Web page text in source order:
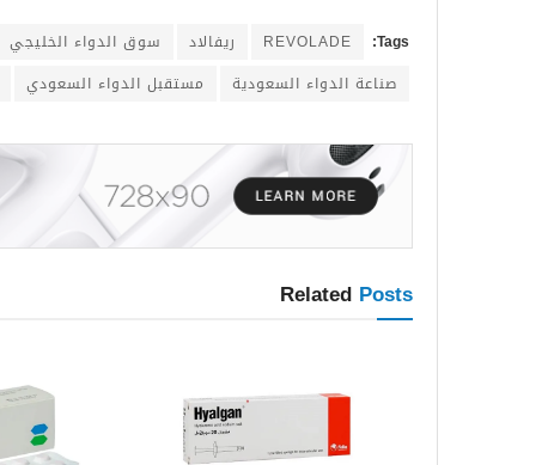
Tags:
REVOLADE ريفالاد سوق الدواء الخليجي
صناعة الدواء السعودية
مستقبل الدواء السعودي
Related Posts